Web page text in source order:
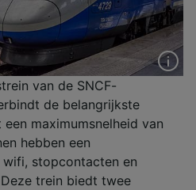
van de SNCF-
de belangrijkste
maximumsnelheid van
hebben een
stopcontacten en
trein biedt twee